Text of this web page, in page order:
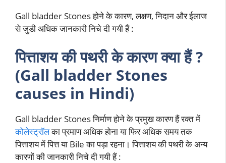
Gall bladder Stones होने के कारण, लक्षण, निदान और ईलाज
से जुडी अधिक जानकारी निचे दी गयी हैं :
पित्ताशय की पथरी के कारण क्या हैं ?
(Gall bladder Stones
causes in Hindi)
Gall bladder Stones निर्माण होने के प्रमुख कारण हैं रक्त में
कोलेस्ट्रॉलका प्रमाण अधिक होना या फिर अधिक समय तक
पित्ताशय में पित्त या Bile का पड़ा रहना। पित्ताशय की पथरी के अन्य
कारणों की जानकारी निचे दी गयी हैं :